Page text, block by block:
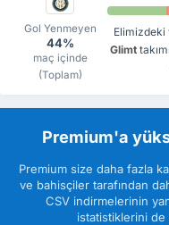
Gol Yenmeyen
44%
maç içinde
(Toplam)
Glimt
Premium'a
Premium size daha fazla
ve bahisçiler tarafından
CSV indirmelerinin
istatistiklerini de